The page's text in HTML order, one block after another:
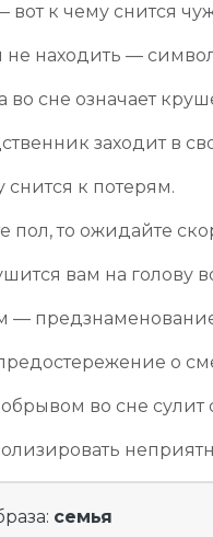
вот к чему снится
не находить —
во сне означает
заходит в
к потерям.
пол, то ожидайте
вам на голову
—
о
во сне сулит
семья